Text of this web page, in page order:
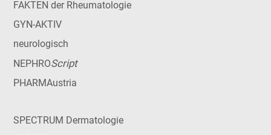
FAKTEN der Rheumatologie
GYN-AKTIV
neurologisch
NEPHROScript
PHARMAustria
SPECTRUM Dermatologie